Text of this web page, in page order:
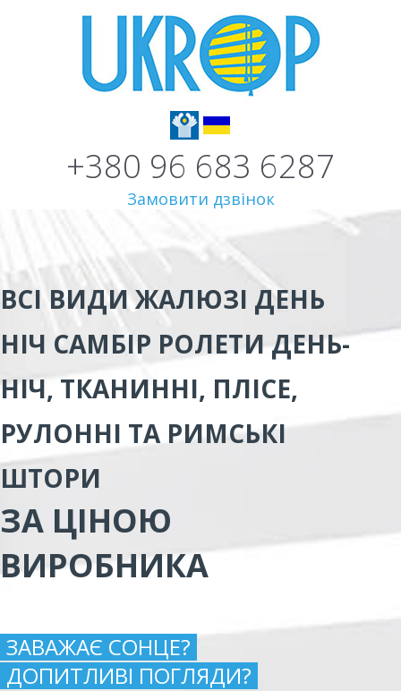
+380 96 683 6287
Замовити дзвінок
ВСІ ВИДИЖАЛЮЗІ ДЕНЬ
НІЧ САМБІР РОЛЕТИ ДЕНЬ-
НІЧ, ТКАНИННІ, ПЛІСЕ,
РУЛОННІ ТА РИМСЬКІ
ШТОРИ
ЗА ЦІНОЮ
ВИРОБНИКА
ЗАВАЖАЄ СОНЦЕ?
ДОПИТЛИВІ ПОГЛЯДИ?